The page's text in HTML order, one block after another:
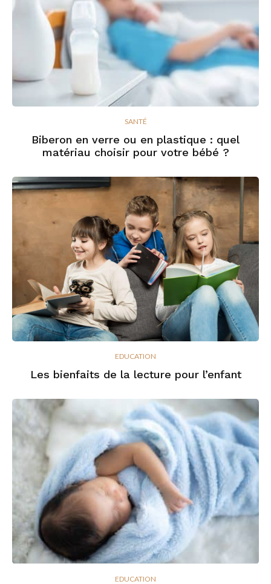
SANTÉ
Biberon en verre ou en plastique : quel
matériau choisir pour votre bébé ?
EDUCATION
Les bienfaits de la lecture pour l’enfant
EDUCATION